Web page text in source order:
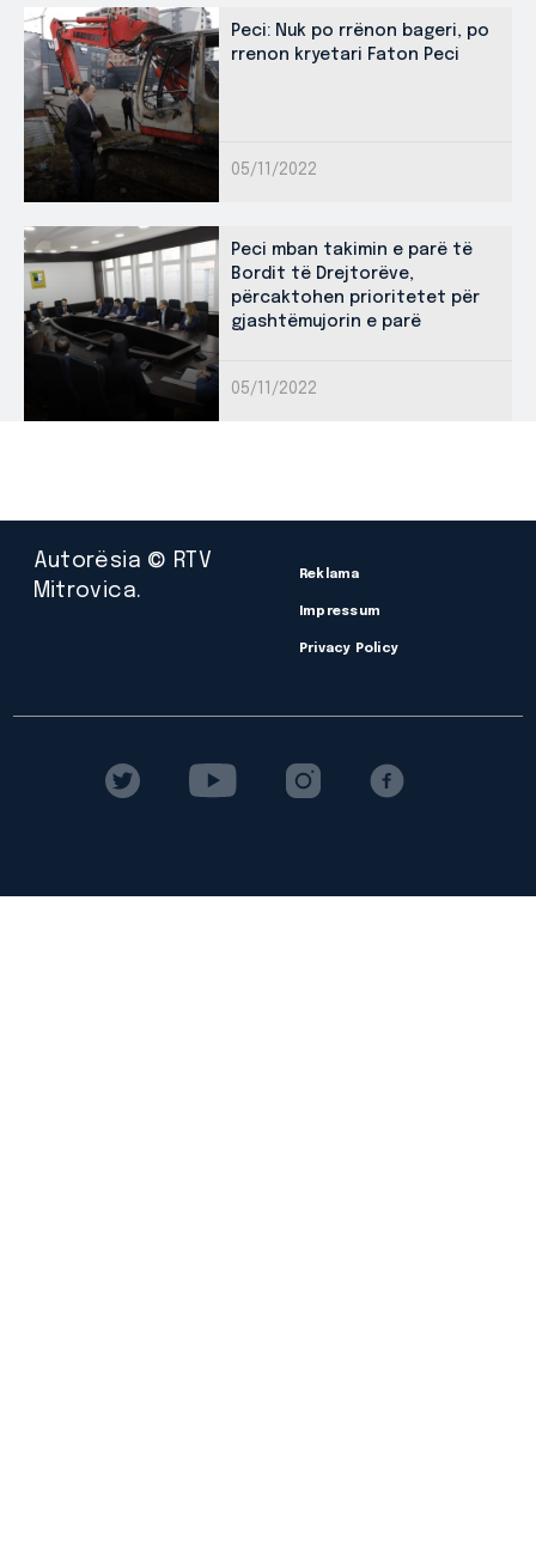
Peci: Nuk po rrënon bageri, po
rrenon kryetari Faton Peci
05/11/2022
Peci mban takimin e parë të
Bordit të Drejtorëve,
përcaktohen prioritetet për
gjashtëmujorin e parë
05/11/2022
Autorësia © RTV
Mitrovica.
Reklama
Impressum
Privacy Policy